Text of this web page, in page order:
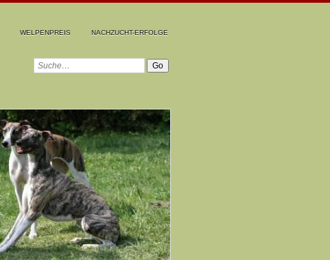
WELPENPREIS NACHZUCHT-ERFOLGE